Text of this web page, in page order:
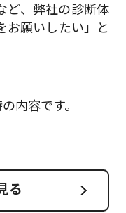
ど、弊社の診断体
お願いしたい」と
内容です。
る